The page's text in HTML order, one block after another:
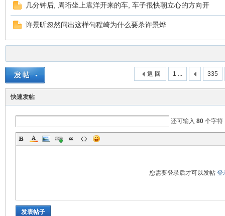
几分钟后, 周珩坐上袁洋开来的车, 车子很快朝立心的方向开
许景昕忽然问出这样句程崎为什么要杀许景烨
1 ... 335
返 回
快速发帖
还可输入 80 个字符
您需要登录后才可以发帖 登
发表帖子